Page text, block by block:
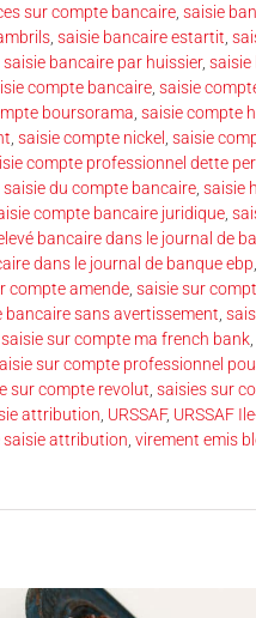
sur compte bancaire saisie
saisie bancaire estartit
saisie bancaire par huissier, saisie
compte bancaire saisie
boursorama saisie compte
saisie compte nickel saisie
compte professionnel dette
saisie du compte bancaire saisie
compte bancaire juridique
bancaire dans le journal de
dans le journal de banque ebp
compte amende saisie sur
bancaire sans avertissement
saisie sur compte ma french bank
sur compte professionnel
sur compte revolut saisies sur
attribution URSSAF, URSSAF
attribution virement emis